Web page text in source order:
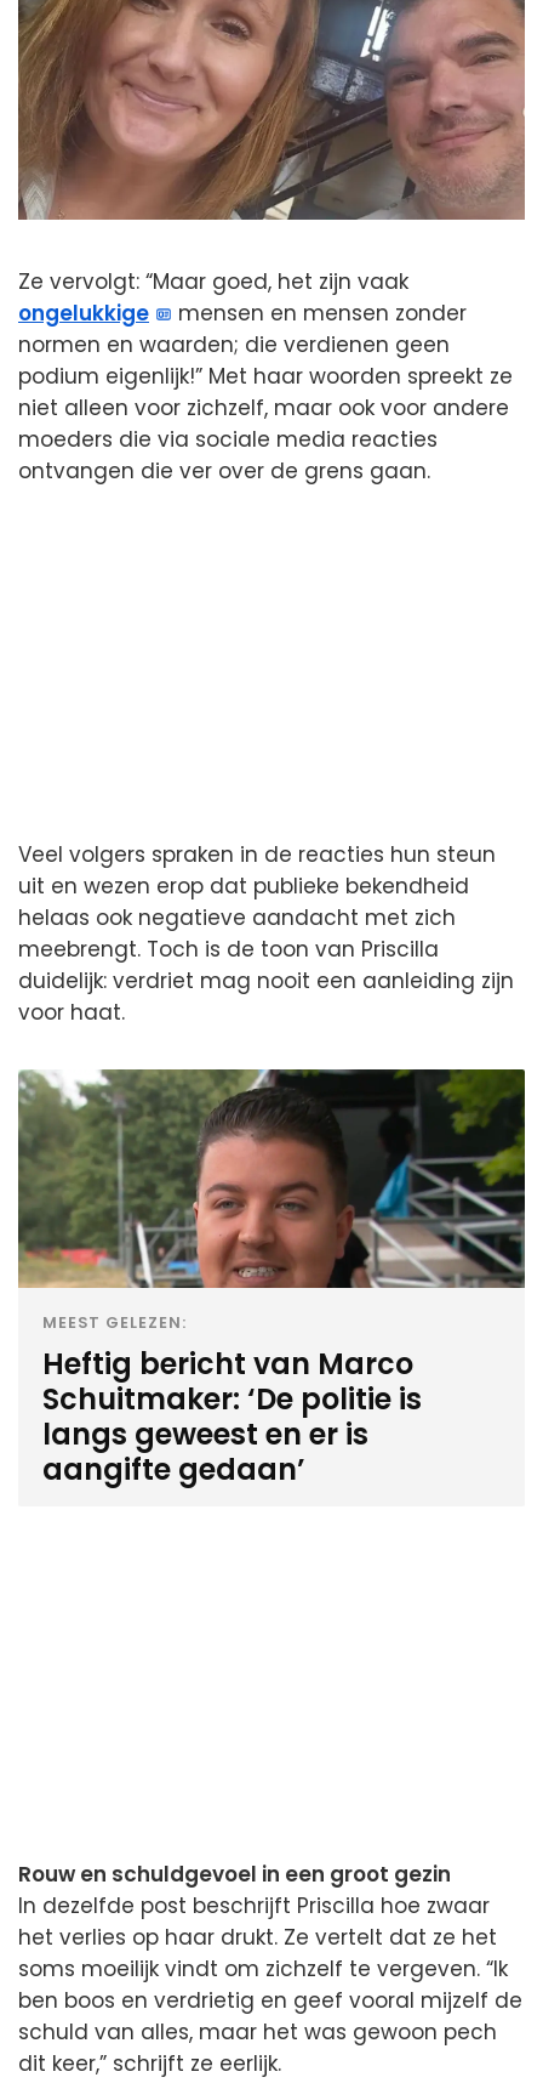
Ze vervolgt: “Maar goed, het zijn vaak
ongelukkige
mensen en mensen zonder
normen en waarden; die verdienen geen
podium eigenlijk!” Met haar woorden spreekt ze
niet alleen voor zichzelf, maar ook voor andere
moeders die via sociale media reacties
ontvangen die ver over de grens gaan.
Veel volgers spraken in de reacties hun steun
uit en wezen erop dat publieke bekendheid
helaas ook negatieve aandacht met zich
meebrengt. Toch is de toon van Priscilla
duidelijk: verdriet mag nooit een aanleiding zijn
voor haat.
MEEST GELEZEN:
Heftig bericht van Marco
Schuitmaker: ‘De politie is
langs geweest en er is
aangifte gedaan’
Rouw en schuldgevoel in een groot gezin
In dezelfde post beschrijft Priscilla hoe zwaar
het verlies op haar drukt. Ze vertelt dat ze het
soms moeilijk vindt om zichzelf te vergeven. “Ik
ben boos en verdrietig en geef vooral mijzelf de
schuld van alles, maar het was gewoon pech
dit keer,” schrijft ze eerlijk.